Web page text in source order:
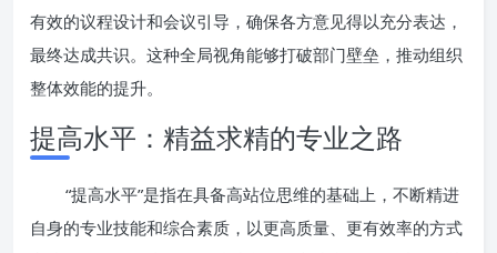
有效的议程设计和会议引导，确保各方意见得以充分表达，
最终达成共识。这种全局视角能够打破部门壁垒，推动组织
整体效能的提升。
提高水平：精益求精的专业之路
“提高水平”是指在具备高站位思维的基础上，不断精进
自身的专业技能和综合素质，以更高质量、更有效率的方式